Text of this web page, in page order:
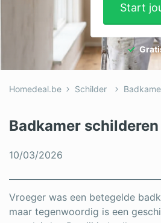
Hekwerken
Hovenier
Isolatie
Loodgieter
Rolluiken
Schilder
Start
Homedeal.be Schilder
Badkamer schilderen
10/03/2026
Vroeger was een betegelde
maar tegenwoordig is een